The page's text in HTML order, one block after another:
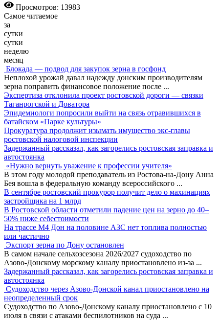
Просмотров: 13983
Самое читаемое
за
сутки
сутки
неделю
месяц
Блокада — подвод для закупок зерна в госфонд
Неплохой урожай давал надежду донским производителям
зерна поправить финансовое положение после ...
Экспертиза отклонила проект ростовской дороги — связки
Таганрогской и Доватора
Эпидемиологи попросили выйти на связь отравившихся в
батайском «Парке культуры»
Прокуратура продолжит изымать имущество экс-главы
ростовской налоговой инспекции
Задержанный рассказал, как загорелись ростовская заправка и
автостоянка
«Нужно вернуть уважение к профессии учителя»
В этом году молодой преподаватель из Ростова-на-Дону Анна
Бея вошла в федеральную команду всероссийского ...
В сентябре ростовский прокурор получит дело о махинациях
застройщика на 1 млрд
В Ростовской области отметили падение цен на зерно до 40–
50% ниже себестоимости
На трассе М4 Дон на половине АЗС нет топлива полностью
или частично
Экспорт зерна по Дону остановлен
В самом начале сельхозсезона 2026/2027 судоходство по
Азово-Донскому морскому каналу приостановлено из-за ...
Задержанный рассказал, как загорелись ростовская заправка и
автостоянка
Судоходство через Азово-Донской канал приостановлено на
неопределенный срок
Судоходство по Азово-Донскому каналу приостановлено с 10
июля в связи с атаками беспилотников на суда ...